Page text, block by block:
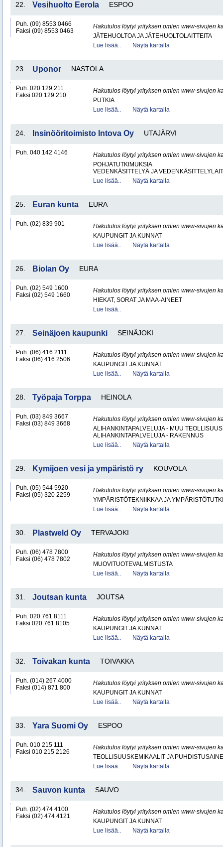
22. Vesihuolto Eerola ESPOO
Puh. (09) 8553 0466
Faksi (09) 8553 0463
Hakutulos löytyi yrityksen omien www-sivujen
JÄTEHUOLTOA JA JÄTEHUOLTOLAITTEITA
Lue lisää..
Näytä kartalla
23. Uponor NASTOLA
Puh. 020 129 211
Faksi 020 129 210
Hakutulos löytyi yrityksen omien www-sivujen
PUTKIA
Lue lisää..
Näytä kartalla
24. Insinööritoimisto Intova Oy UTAJÄRVI
Puh. 040 142 4146
Hakutulos löytyi yrityksen omien www-sivujen
POHJATUTKIMUKSIA
VEDENKÄSITTELYÄ JA
Lue lisää..
Näytä kartalla
25. Euran kunta EURA
Puh. (02) 839 901
Hakutulos löytyi yrityksen omien www-sivujen
KAUPUNGIT JA KUNNAT
Lue lisää..
Näytä kartalla
26. Biolan Oy EURA
Puh. (02) 549 1600
Faksi (02) 549 1660
Hakutulos löytyi yrityksen omien www-sivujen
HIEKAT, SORAT JA MAA-AINEET
Lue lisää..
27. Seinäjoen kaupunki SEINÄJOKI
Puh. (06) 416 2111
Faksi (06) 416 2506
Hakutulos löytyi yrityksen omien www-sivujen
KAUPUNGIT JA KUNNAT
Lue lisää..
Näytä kartalla
28. Työpaja Torppa HEINOLA
Puh. (03) 849 3667
Faksi (03) 849 3668
Hakutulos löytyi yrityksen omien www-sivujen
ALIHANKINTAPALVELUJA - MUU TEOLLISUUS
ALIHANKINTAPALVELUJA - RAKENNUS
Lue lisää..
Näytä kartalla
29. Kymijoen vesi ja ympäristö ry KOUVOLA
Puh. (05) 544 5920
Faksi (05) 320 2259
Hakutulos löytyi yrityksen omien www-sivujen
YMPÄRISTÖTEKNIIKKAA JA
Lue lisää..
Näytä kartalla
30. Plastweld Oy TERVAJOKI
Puh. (06) 478 7800
Faksi (06) 478 7802
Hakutulos löytyi yrityksen omien www-sivujen
MUOVITUOTEVALMISTUSTA
Lue lisää..
Näytä kartalla
31. Joutsan kunta JOUTSA
Puh. 020 761 8111
Faksi 020 761 8105
Hakutulos löytyi yrityksen omien www-sivujen
KAUPUNGIT JA KUNNAT
Lue lisää..
Näytä kartalla
32. Toivakan kunta TOIVAKKA
Puh. (014) 267 4000
Faksi (014) 871 800
Hakutulos löytyi yrityksen omien www-sivujen
KAUPUNGIT JA KUNNAT
Lue lisää..
Näytä kartalla
33. Yara Suomi Oy ESPOO
Puh. 010 215 111
Faksi 010 215 2126
Hakutulos löytyi yrityksen omien www-sivujen
TEOLLISUUSKEMIKAALIT JA
Lue lisää..
Näytä kartalla
34. Sauvon kunta SAUVO
Puh. (02) 474 4100
Faksi (02) 474 4121
Hakutulos löytyi yrityksen omien www-sivujen
KAUPUNGIT JA KUNNAT
Lue lisää..
Näytä kartalla